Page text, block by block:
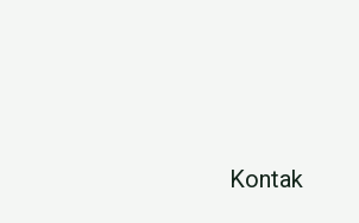
Kontak